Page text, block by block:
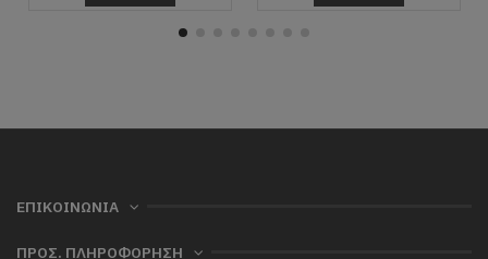
ΕΠΙΚΟΙΝΩΝΙΑ
ΠΡΟΣ. ΠΛΗΡΟΦΟΡΗΣΗ